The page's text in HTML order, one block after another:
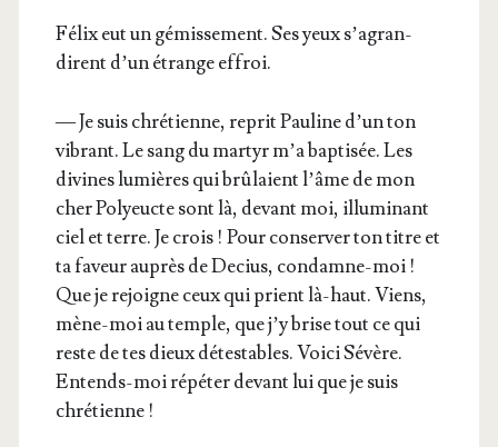
Félix eut un gémis­se­ment. Ses yeux s’a­gran­
dirent d’un étrange effroi.
— Je suis chré­tienne, reprit Pau­line d’un ton
vibrant. Le sang du mar­tyr m’a bap­ti­sée. Les
divines lumières qui brû­laient l’âme de mon
cher Poly­eucte sont là, devant moi, illu­mi­nant
ciel et terre. Je crois ! Pour conser­ver ton titre et
ta faveur auprès de Decius, condamne-moi !
Que je rejoigne ceux qui prient là-haut. Viens,
mène-moi au temple, que j’y brise tout ce qui
reste de tes dieux détes­tables. Voi­ci Sévère.
Entends-moi répé­ter devant lui que je suis
chrétienne !